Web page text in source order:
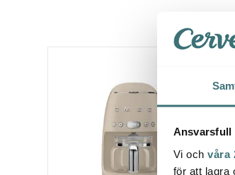
Ansvarsfull
Vi och våra
för att lagra